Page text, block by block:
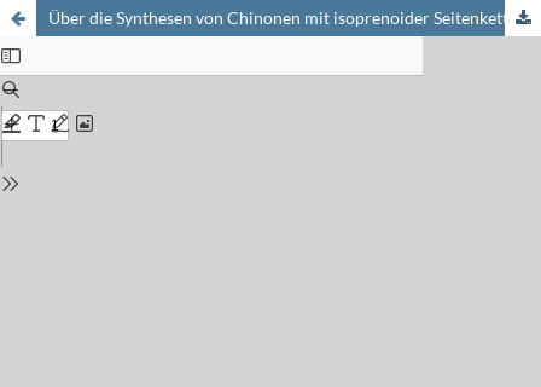
Über die Synthesen von Chinonen mit isoprenoider Seitenkette